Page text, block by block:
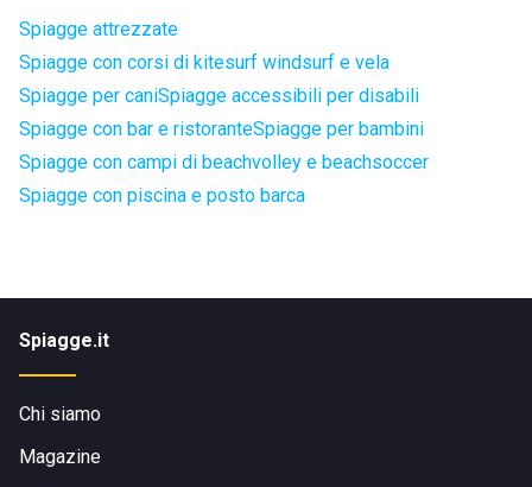
Spiagge attrezzate
Spiagge con corsi di kitesurf windsurf e vela
Spiagge per caniSpiagge accessibili per disabili
Spiagge con bar e ristoranteSpiagge per bambini
Spiagge con campi di beachvolley e beachsoccer
Spiagge con piscina e posto barca
Spiagge.it
Chi siamo
Magazine